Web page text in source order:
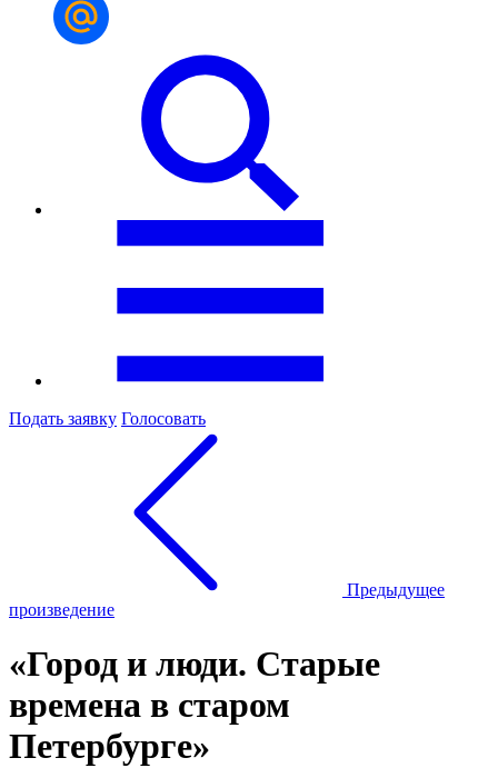
Подать заявку Голосовать
Предыдущее
произведение
«Город и люди. Старые
времена в старом
Петербурге»